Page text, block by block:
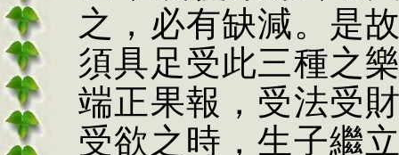
之，必有缺減。是
須具足受此三種之
端正果報，受法受
受欲之時，生子繼